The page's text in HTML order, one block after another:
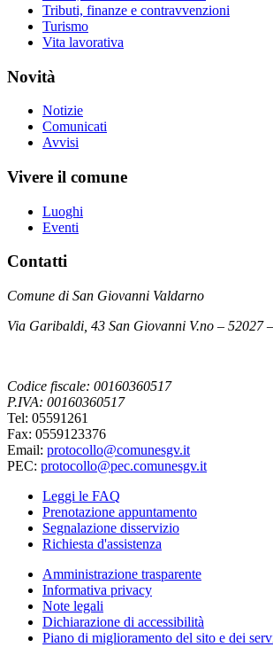
Tributi, finanze e contravvenzioni
Turismo
Vita lavorativa
Novità
Notizie
Comunicati
Avvisi
Vivere il comune
Luoghi
Eventi
Contatti
Comune di San Giovanni Valdarno
Via Garibaldi, 43 San Giovanni V.no – 52027
Codice fiscale: 00160360517
P.IVA: 00160360517
Tel: 05591261
Fax: 0559123376
Email: protocollo@comunesgv.it
PEC: protocollo@pec.comunesgv.it
Leggi le FAQ
Prenotazione appuntamento
Segnalazione disservizio
Richiesta d'assistenza
Amministrazione trasparente
Informativa privacy
Note legali
Dichiarazione di accessibilità
Piano di miglioramento del sito e dei